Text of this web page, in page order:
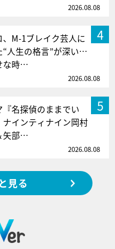
2026.08.08
4
、M-1ブレイク芸人に
“人生の格言”が深い…
な時…
2026.08.08
5
『名探偵のままでい
ナインティナイン岡村
矢部…
2026.08.08
見る